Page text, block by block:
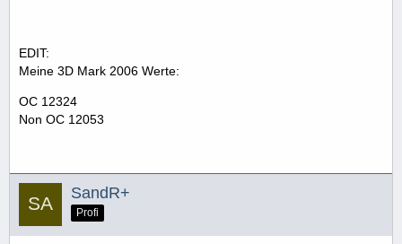
EDIT:
Meine 3D Mark 2006 Werte:
OC 12324
Non OC 12053
SandR+
Profi